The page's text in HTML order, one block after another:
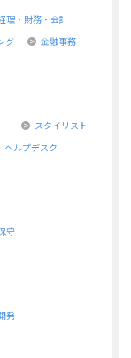
理・財務・会計
グ
金融事務
スタイリスト
ヘルプデスク
守
発